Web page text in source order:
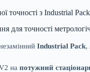
точності з Industrial Pack
для точності
Industrial Pack,
на потужний